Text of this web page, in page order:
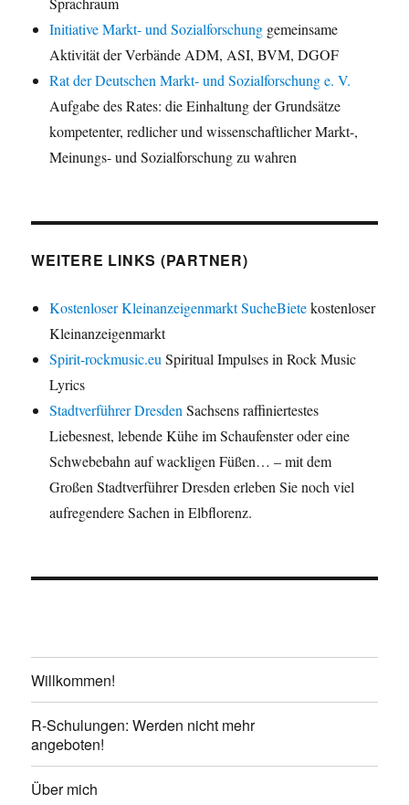
Initiative Markt- und Sozialforschung gemeinsame
Aktivität der Verbände ADM, ASI, BVM, DGOF
Rat der Deutschen Markt- und Sozialforschung e. V.
Aufgabe des Rates: die Einhaltung der Grundsätze
kompetenter, redlicher und wissenschaftlicher Markt-,
Meinungs- und Sozialforschung zu wahren
WEITERE LINKS (PARTNER)
Kostenloser Kleinanzeigenmarkt SucheBietekostenloser
Kleinanzeigenmarkt
Spirit-rockmusic.eu Spiritual Impulses in Rock Music
Lyrics
Stadtverführer Dresden Sachsens raffiniertestes
Liebesnest, lebende Kühe im Schaufenster oder eine
Schwebebahn auf wackligen Füßen… – mit dem
Großen Stadtverführer Dresden erleben Sie noch viel
aufregendere Sachen in Elbflorenz.
Willkommen!
R-Schulungen: Werden nicht mehr
angeboten!
Über mich